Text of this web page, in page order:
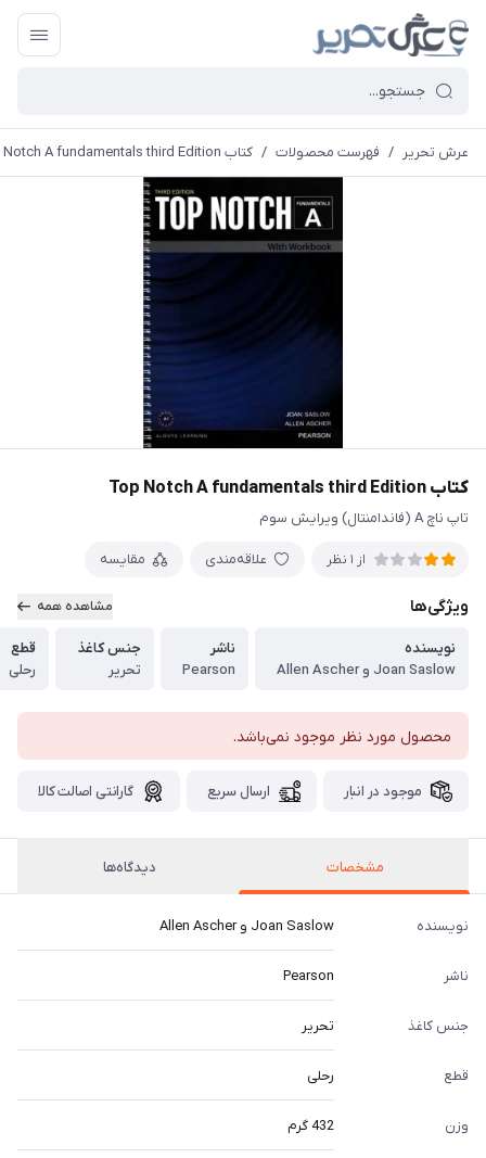
عرش تحریر / فهرست محصولات / کتاب Top Notch A fundamentals third Edition
کتاب Top Notch A fundamentals third Edition
تاپ ناچ A (فاندامنتال) ویرایش سوم
از 1 نظر علاقه‌مندی مقایسه
ویژگی‌ها مشاهده همه
نویسنده
Joan Saslow و Allen Ascher
ناشر
Pearson
جنس کاغذ
تحریر
قطع
رحلی
محصول مورد نظر موجود نمی‌باشد.
موجود در انبار ارسال سریع گارانتی اصالت کالا
مشخصات دیدگاه‌ها
نویسنده Joan Saslow و Allen Ascher
ناشر Pearson
جنس کاغذ تحریر
قطع رحلی
وزن 432 گرم